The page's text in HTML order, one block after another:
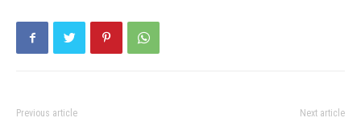
Previous article Next article